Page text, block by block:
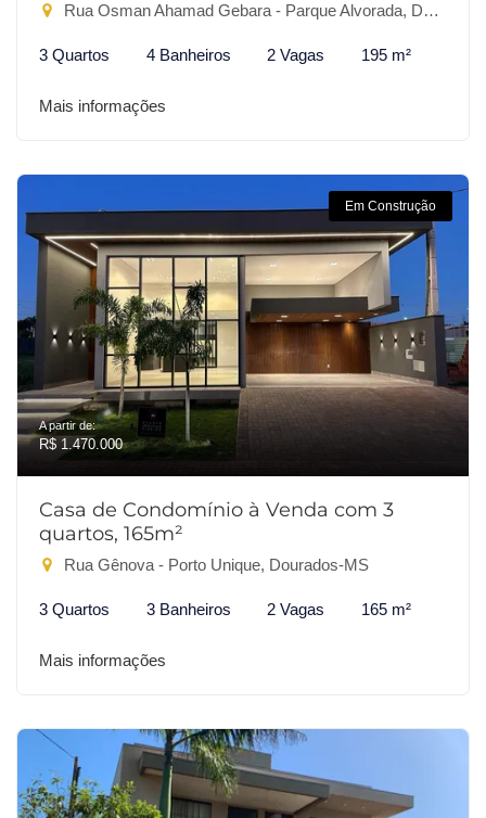
Rua Osman Ahamad Gebara - Parque Alvorada, Dourados-MS
3 Quartos 4 Banheiros 2 Vagas 195 m²
Mais informações
Em Construção
A partir de:
R$ 1.470.000
Casa de Condomínio à Venda com 3
quartos, 165m²
Rua Gênova - Porto Unique, Dourados-MS
3 Quartos 3 Banheiros 2 Vagas 165 m²
Mais informações